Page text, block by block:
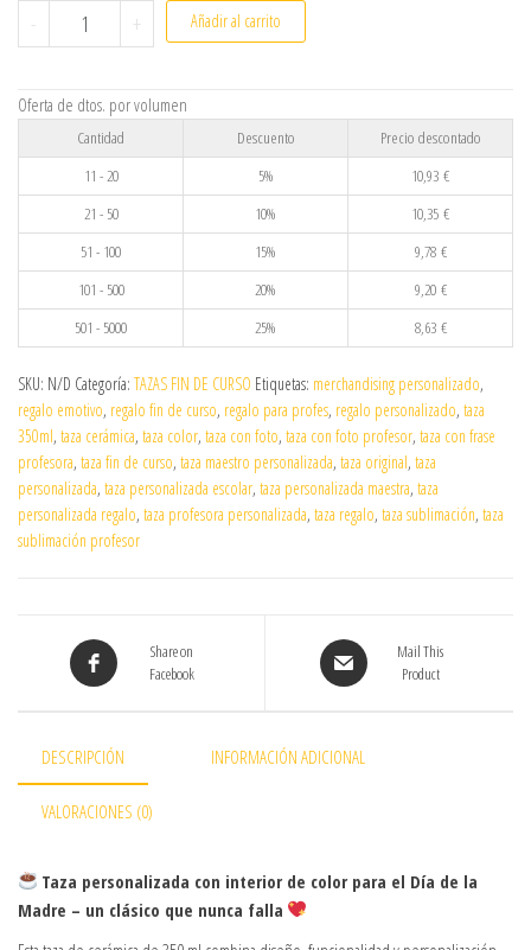
- Taza Personalizada Fin de Curso para Profes y Maestras |
+ Añadir al carrito
Oferta de dtos. por volumen
Cantidad Descuento
Precio descontado
11 - 20
5% 10,93 €
21 - 50
10% 10,35 €
51 - 100
15% 9,78 €
101 - 500
20% 9,20 €
501 - 5000
25% 8,63 €
SKU: N/D Categoría: TAZAS FIN DE CURSO Etiquetas: merchandising personalizado,
regalo emotivo, regalo fin de curso, regalo para profes, regalo personalizado, taza
350ml, taza cerámica, taza color, taza con foto, taza con foto profesor, taza con frase
profesora, taza fin de curso, taza maestro personalizada, taza original, taza
personalizada, taza personalizada escolar, taza personalizada maestra, taza
personalizada regalo, taza profesora personalizada, taza regalo, taza sublimación, taza
sublimación profesor
Share on
Facebook
Mail This
Product
DESCRIPCIÓN INFORMACIÓN ADICIONAL
VALORACIONES (0)
Taza personalizada con interior de color para el Día de la
Madre – un clásico que nunca falla